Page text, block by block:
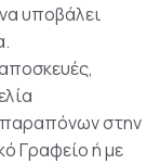
υποβάλει
στην
Γραφείο ή με